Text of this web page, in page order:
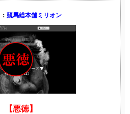
競馬総本舗ミリオン
【悪徳】